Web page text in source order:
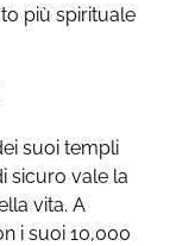
più spirituale
suoi templi
sicuro vale la
vita. A
i suoi 10,000